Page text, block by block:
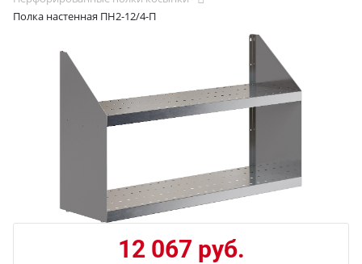
Полка настенная ПН2-12/4-П
12 067 руб.